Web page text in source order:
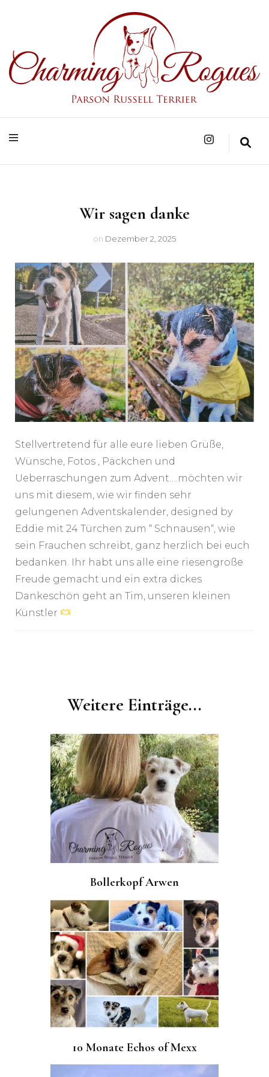
Charming Rogues
Wir sagen danke
on Dezember 2, 2025
Stellvertretend für alle eure lieben Grüße,
Wünsche, Fotos , Päckchen und
Ueberraschungen zum Advent….möchten wir
uns mit diesem, wie wir finden sehr
gelungenen Adventskalender, designed by
Eddie mit 24 Türchen zum “ Schnausen“, wie
sein Frauchen schreibt, ganz herzlich bei euch
bedanken. Ihr habt uns alle eine riesengroße
Freude gemacht und ein extra dickes
Dankeschön geht an Tim, unseren kleinen
Künstler
Weitere Einträge...
Bollerkopf Arwen
10 Monate Echos of Mexx